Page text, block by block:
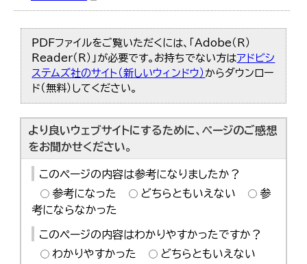
PDFファイルをご覧いただくには、「Adobe（R）
Reader（R）」が必要です。お持ちでない方はアドビシ
ステムズ社のサイト（新しいウィンドウ） からダウンロー
ド（無料）してください。
より良いウェブサイトにするために、ページのご感想
をお聞かせください。
このページの内容は参考になりましたか？
参考になった
どちらともいえない
参
考にならなかった
このページの内容はわかりやすかったですか？
わかりやすかった
どちらともいえない